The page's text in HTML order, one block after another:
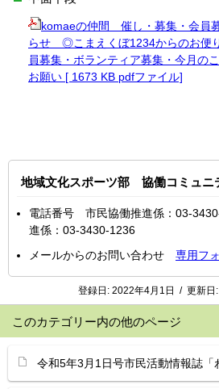
komaeの仲間 催し・募集・会
らせ ◎こまえくぼ1234からのお便
員募集・ボランティア募集・今月の
お願い [ 1673 KB pdfファイル]
地域文化スポーツ部 協働コミュニ
電話番号 市民協働推進係：03-
進係：03-3430-1236
メールからのお問い合わせ 専用フ
登録日: 2022年4月1日 / 更新日:
このカテゴリー内の他のページ
令和5年3月1日号市民活動情報誌「